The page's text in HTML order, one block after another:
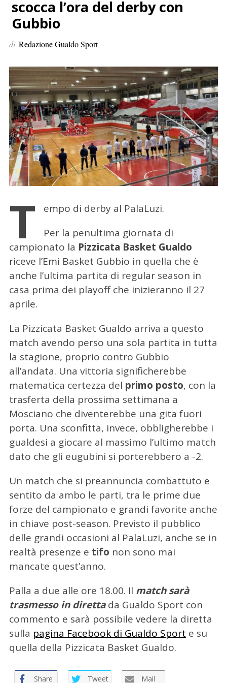
e
r
:
scocca l’ora del derby con
Gubbio
di Redazione Gualdo Sport
T
empo di derby al PalaLuzi.
Per la penultima giornata di
campionato la Pizzicata Basket Gualdo
riceve l’Emi Basket Gubbio in quella che è
anche l’ultima partita di regular season in
casa prima dei playoff che inizieranno il 27
aprile.
La Pizzicata Basket Gualdo arriva a questo
match avendo perso una sola partita in tutta
la stagione, proprio contro Gubbio
all’andata. Una vittoria significherebbe
matematica certezza del primo posto, con la
trasferta della prossima settimana a
Mosciano che diventerebbe una gita fuori
porta. Una sconfitta, invece, obbligherebbe i
gualdesi a giocare al massimo l’ultimo match
dato che gli eugubini si porterebbero a -2.
Un match che si preannuncia combattuto e
sentito da ambo le parti, tra le prime due
forze del campionato e grandi favorite anche
in chiave post-season. Previsto il pubblico
delle grandi occasioni al PalaLuzi, anche se in
realtà presenze e tifo non sono mai
mancate quest’anno.
Palla a due alle ore 18.00. Il match sarà
trasmesso in direttada Gualdo Sport con
commento e sarà possibile vedere la diretta
sulla pagina Facebook di Gualdo Sport e su
quella della Pizzicata Basket Gualdo.
Share Tweet Mail